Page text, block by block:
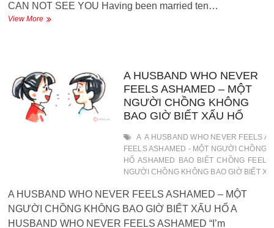
CAN NOT SEE YOU Having been married ten…
View MoreTHE
YOU
–
HÀNG
XÓM
KHÔNG
A HUSBAND WHO NEVER
FEELS ASHAMED – MỘT
NGƯỜI CHỒNG KHÔNG
BAO GIỜ BIẾT XẤU HỔ
A A HUSBAND WHO NEVER FEELS
FEELS ASHAMED - MỘT NGƯỜI CHỒNG
HỔ ASHAMED BAO BIẾT CHỒNG FEELS
NGƯỜI CHỒNG KHÔNG BAO GIỜ BIẾT
A HUSBAND WHO NEVER FEELS ASHAMED – MỘT
NGƯỜI CHỒNG KHÔNG BAO GIỜ BIẾT XẤU HỔ A
HUSBAND WHO NEVER FEELS ASHAMED “I’m